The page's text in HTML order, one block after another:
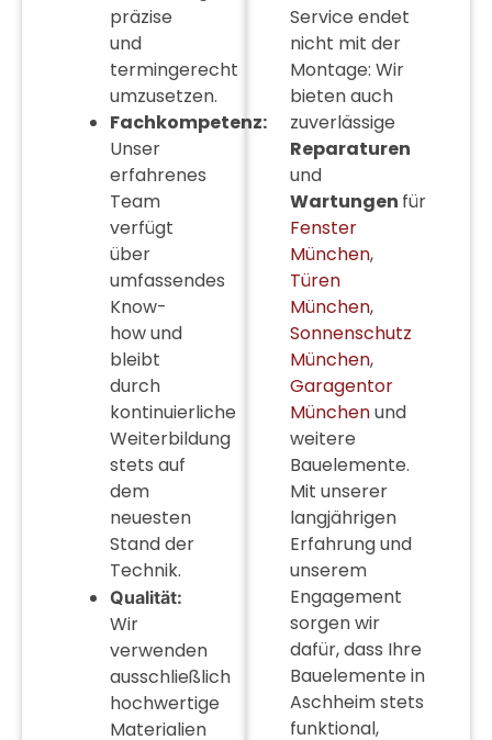
präzise
und
termingerecht
umzusetzen.
Fachkompetenz:
Unser
erfahrenes
Team
verfügt
über
umfassendes
Know-
how und
bleibt
durch
kontinuierliche
Weiterbildung
stets auf
dem
neuesten
Stand der
Technik.
Qualität:
Wir
verwenden
ausschließlich
hochwertige
Materialien
Service endet
nicht mit der
Montage: Wir
bieten auch
zuverlässige
Reparaturen
und
Wartungen für
Fenster
München,
Türen
München,
Sonnenschutz
München,
Garagentor
Münchenund
weitere
Bauelemente.
Mit unserer
langjährigen
Erfahrung und
unserem
Engagement
sorgen wir
dafür, dass Ihre
Bauelemente in
Aschheim stets
funktional,